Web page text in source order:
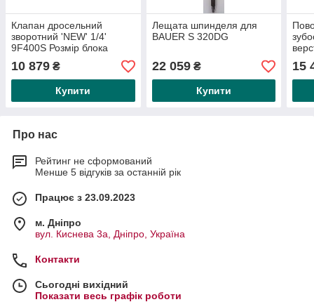
Клапан дросельний
зворотний 'NEW' 1/4'
9F400S Розмір блока
21х21 для моделі S 280
G/DG (ковпачок ПВХ)
10 879 ₴
Купити
Лещата шпинделя для
BAUER S 320DG
22 059₴
Купити
25
15
Про нас
Рейтинг не сформований
Менше 5 відгуків за останній рік
Працює з 23.09.2023
м. Дніпро
вул. Киснева 3а, Дніпро, Україна
Контакти
Сьогодні вихідний
Показати весь графік роботи